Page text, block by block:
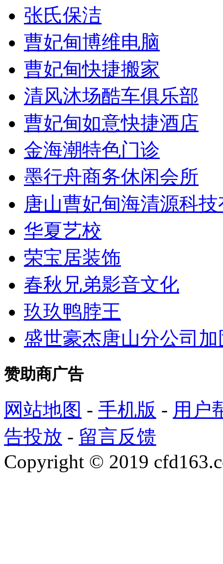
张氏保洁
曹妃甸博维电脑
曹妃甸快捷搬家
清风沐场酷车俱乐部
曹妃甸如意快捷酒店
金海潮特色门诊
墨行舟商务休闲会所
唐山曹妃甸海清源科
华夏艺校
荣宝居装饰
春秋兄弟影音文化
玖玖鸭脖王
盛世豪杰唐山分公司
赞助商广告
网站地图 - 手机版 - 用户
告投放 - 留言反馈
Copyright © 2019